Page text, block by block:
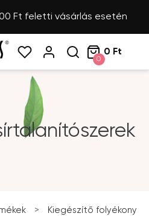
Ft feletti vásárlás esetén
0
0 Ft
>
Kiegészítő folyékony